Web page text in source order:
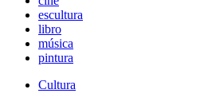
escultura
libro
música
pintura
Cultura